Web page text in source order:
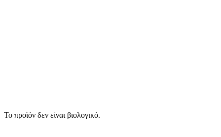
Το προϊόν δεν είναι βιολογικό.